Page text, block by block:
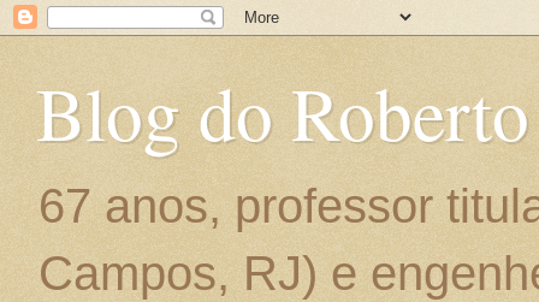
Blog do
67 anos, professor
Campos, RJ) e